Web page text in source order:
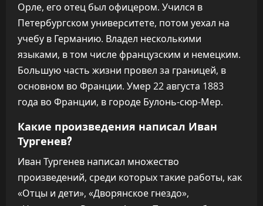
Орле, его отец был офицером. Учился в
Петербургском университете, потом уехал на
учебу в Германию. Владел несколькими
языками, в том числе французским и немецким.
Большую часть жизни провел за границей, в
основном во Франции. Умер 22 августа 1883
года во Франции, в городе Булонь-сюр-Мер.
Какие произведения написал Иван
Тургенев?
Иван Тургенев написал множество
произведений, среди которых такие работы, как
«Отцы и дети», «Дворянское гнездо»,